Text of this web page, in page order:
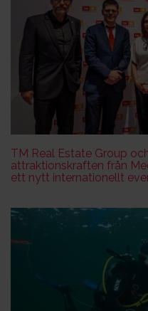
TM Real Estate Group
attraktionskraften från
ett nytt internationellt